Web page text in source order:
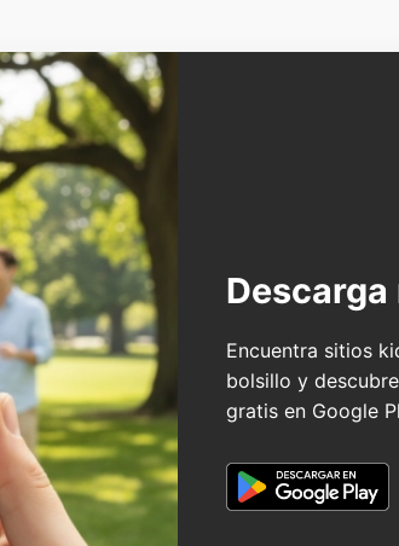
Encuentra sitios
bolsillo y
gratis en Google